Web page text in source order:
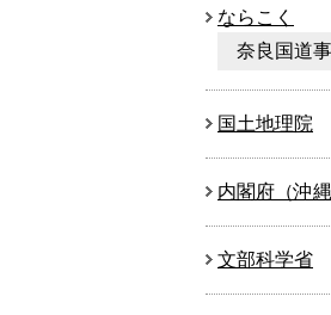
ならこく
奈良国道
国土地理院
内閣府（沖
文部科学省